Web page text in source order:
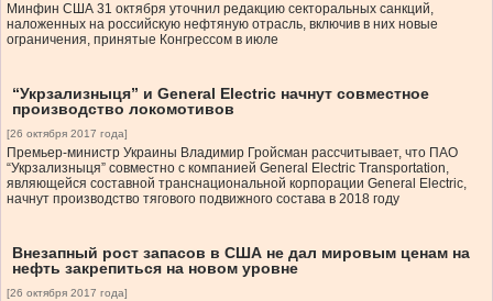
Минфин США 31 октября уточнил редакцию секторальных санкций,
наложенных на российскую нефтяную отрасль, включив в них новые
ограничения, принятые Конгрессом в июле
“Укрзализныця” и General Electric начнут совместное
производство локомотивов
[26 октября 2017 года]
Премьер-министр Украины Владимир Гройсман рассчитывает, что ПАО
“Укрзализныця” совместно с компанией General Electric Transportation,
являющейся составной транснациональной корпорации General Electric,
начнут производство тягового подвижного состава в 2018 году
Внезапный рост запасов в США не дал мировым ценам на
нефть закрепиться на новом уровне
[26 октября 2017 года]